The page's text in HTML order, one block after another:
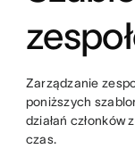
Zarządzanie
poniższych
działań członków
czas.